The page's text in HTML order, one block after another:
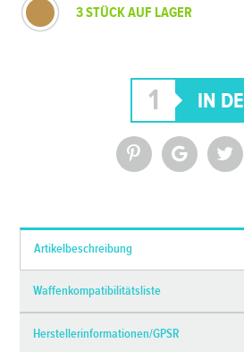
3 STÜCK AUF LAGER
Artikelbeschreibung
Waffenkompatibilitätsliste
Herstellerinformationen/GPSR